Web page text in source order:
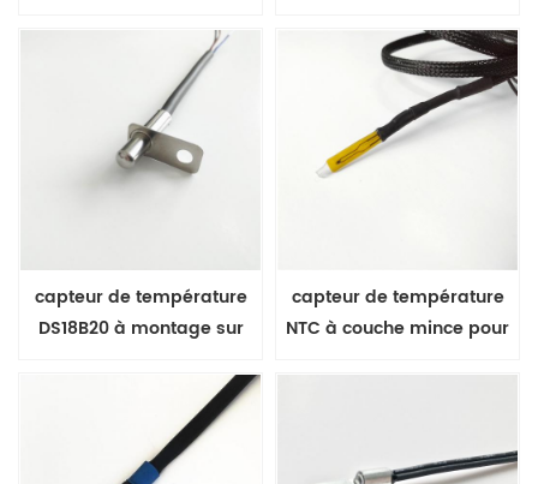
capteur de température
DS18B20 à montage sur
capteur de température
NTC à couche mince pour